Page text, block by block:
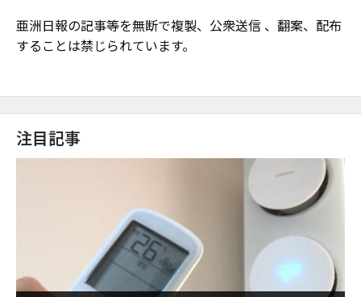
亜洲日報の記事等を無断で複製、公衆送信 、翻案、配布
することは禁じられています。
注目記事